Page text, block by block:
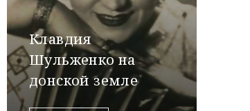
Клавдия
Шульженко на
донской земле